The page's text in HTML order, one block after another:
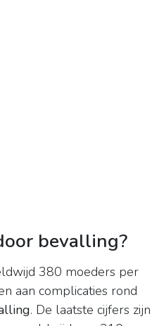
bevalling?
380 moeders per
aan complicaties rond
. De laatste cijfers zijn